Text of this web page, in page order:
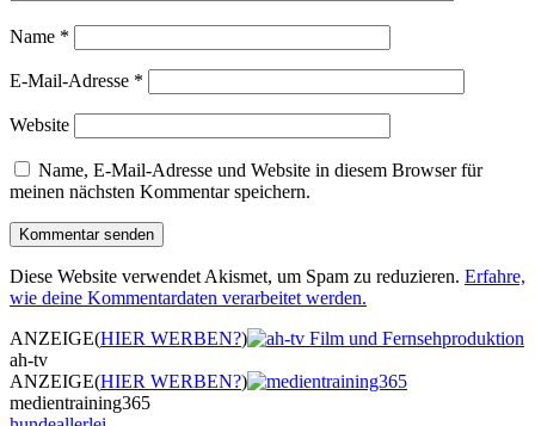
Name *
E-Mail-Adresse *
Website
Name, E-Mail-Adresse und Website in diesem Browser für
meinen nächsten Kommentar speichern.
Diese Website verwendet Akismet, um Spam zu reduzieren. Erfahre,
wie deine Kommentardaten verarbeitet werden.
ANZEIGE(HIER WERBEN?)
ah-tv
ANZEIGE(HIER WERBEN?)
medientraining365